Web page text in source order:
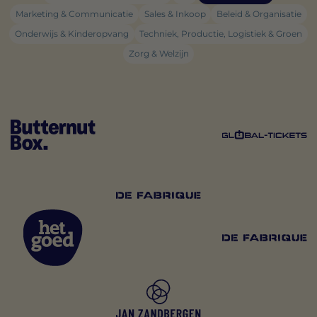
Marketing & Communicatie
Sales & Inkoop
Beleid & Organisatie
Onderwijs & Kinderopvang
Techniek, Productie, Logistiek & Groen
Zorg & Welzijn